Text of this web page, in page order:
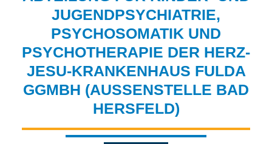
JUGENDPSYCHIATRIE,
PSYCHOSOMATIK UND
PSYCHOTHERAPIE DER HERZ-
JESU-KRANKENHAUS FULDA
GGMBH (AUSSENSTELLE BAD H
ERSFELD)